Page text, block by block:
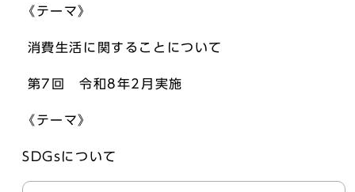
《テーマ》
消費生活に関することについて
第7回 令和8年2月実施
《テーマ》
SDGsについて